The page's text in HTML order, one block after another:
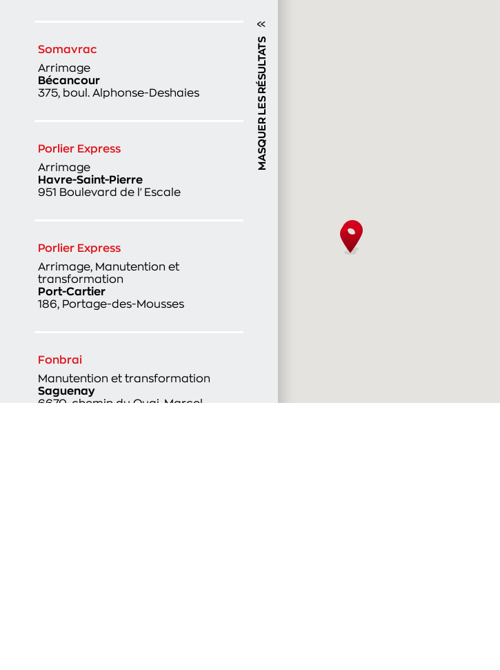
Somavrac
Arrimage
Bécancour
375, boul. Alphonse-Deshaies
Porlier Express
Arrimage
Havre-Saint-Pierre
951 Boulevard de l'Escale
Porlier Express
Arrimage, Manutention et
transformation
Port-Cartier
186, Portage-des-Mousses
Fonbrai
Manutention et transformation
Saguenay
6670, chemin du Quai-Marcel-
MASQUER LES RÉSULTATS